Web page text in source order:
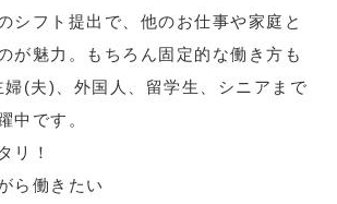
シフト提出で、他のお仕事や家庭と
が魅力。もちろん固定的な働き方も
(夫)、外国人、留学生、シニアまで
中です。
リ！
ら働きたい